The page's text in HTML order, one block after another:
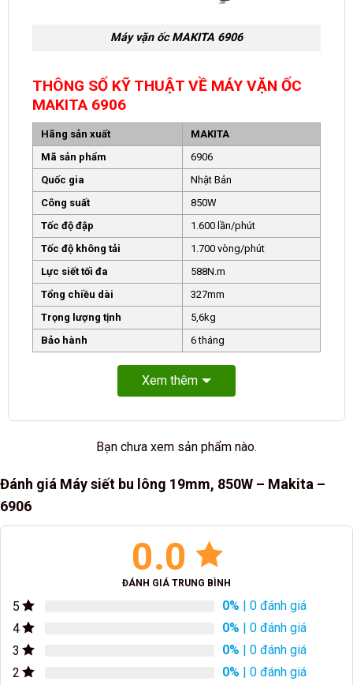
Máy vặn ốc MAKITA 6906
THÔNG SỐ KỸ THUẬT VỀ MÁY VẶN ỐC
MAKITA 6906
Hãng sản xuất
MAKITA
Mã sản phẩm
6906
Quốc gia
Nhật Bản
Công suất
850W
Tốc độ đập
1.600 lần/phút
Tốc độ không tải
1.700 vòng/phút
Lực siết tối đa
588N.m
Tổng chiều dài
327mm
Trọng lượng tịnh
5,6kg
Bảo hành
6 tháng
Xem thêm
Bạn chưa xem sản phẩm nào.
Đánh giá Máy siết bu lông 19mm, 850W – Makita –
6906
0.0
ĐÁNH GIÁ TRUNG BÌNH
5 0% | 0 đánh giá
4
0% | 0 đánh giá
3
0% | 0 đánh giá
2
0% | 0 đánh giá